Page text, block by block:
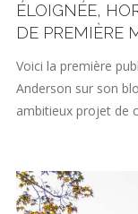
ÉLOIGNÉE,
DE PREMIÈRE
Voici la première
Anderson sur son
ambitieux projet de